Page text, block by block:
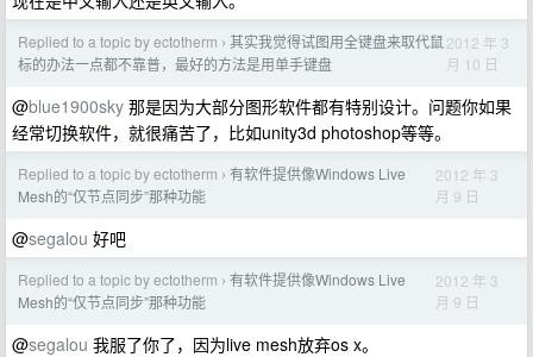
Replied to a topic by ectotherm › 其实我觉得试图用全键盘来取代鼠
标的办法一点都不靠普，最好的方法是用单手键盘
2012 年 3
月 10 日
@blue1900sky 那是因为大部分图形软件都有特别设计。问题你如果
经常切换软件，就很痛苦了，比如unity3d photoshop等等。
Replied to a topic by ectotherm › 有软件提供像Windows Live
Mesh的“仅节点同步”那种功能
2012 年 3
月 9 日
@segalou 好吧
Replied to a topic by ectotherm › 有软件提供像Windows Live
Mesh的“仅节点同步”那种功能
2012 年 3
月 9 日
@segalou 我服了你了，因为live mesh放弃os x。